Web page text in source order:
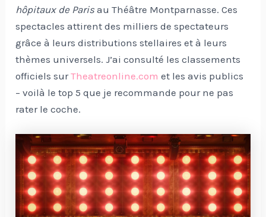
hôpitaux de Paris au Théâtre Montparnasse. Ces
spectacles attirent des milliers de spectateurs
grâce à leurs distributions stellaires et à leurs
thèmes universels. J’ai consulté les classements
officiels surTheatreonline.com et les avis publics
– voilà le top 5 que je recommande pour ne pas
rater le coche.